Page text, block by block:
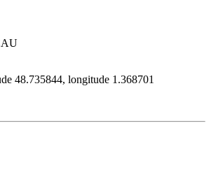
48.735844, longitude 1.368701